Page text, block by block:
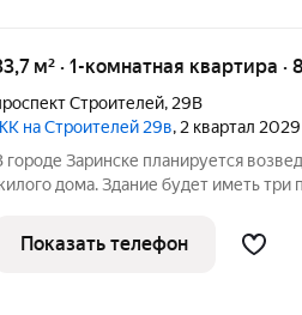
33,7 м² · 1-комнатная квартира ·
Строителей, 29В
ЖК на Строителей 29в, 2 квартал 2029
городе Заринске планируется
дома. Здание будет иметь три
этаже. Входы в подъезды расположат
нежилые помещения с
Показать телефон